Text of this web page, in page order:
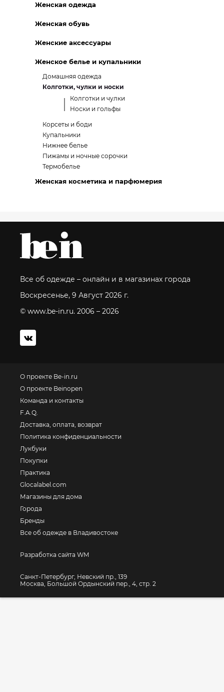
Женская одежда
Женская обувь
Женские аксессуары
Женское белье и купальники
Домашняя одежда
Колготки, чулки и носки
Колготки и чулки
Носки и гольфы
Корсеты и боди
Купальники
Нижнее белье
Пижамы и ночные сорочки
Термобелье
Женская косметика и парфюмерия
Все об одежде – онлайн и в магазинах города
Воскресенье, 9 Август 2026 г.
© www.be-in.ru. 2006 – 2026
О проекте Be-in.ru
О проекте Beinopen
Команда и контакты
F.A.Q.
Доставка, оплата, возврат
Политика конфиденциальности
Лукбуки
Покупки
Практика
Glocalabel.com
Магазины для дома
Города
Бренды
Все об одежде в Владивостоке
Разработка сайта WM
Санкт-Петербург, Невский пр., 139
Москва, Большой Ордынский пер., 4, стр. 2